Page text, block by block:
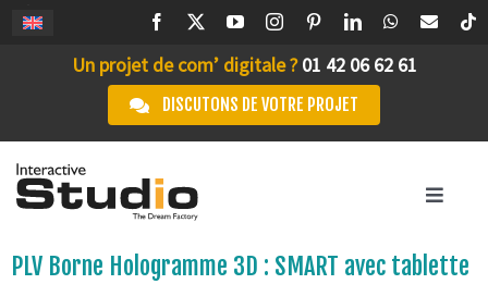
Passer
Un projet de com’ digitale ? 01 42 06 62 61
DISCUTONS DE VOTRE PROJET
Toggle
ACCUEIL
PLV Borne Hologramme 3D : SMART avec tablette